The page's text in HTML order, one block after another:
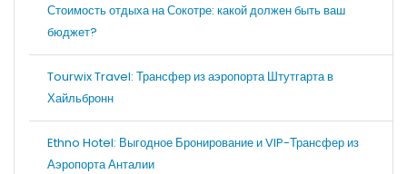
Стоимость отдыха на Сокотре: какой должен быть ваш
бюджет?
Tourwix Travel: Трансфер из аэропорта Штутгарта в
Хайльбронн
Ethno Hotel: Выгодное Бронирование и VIP-Трансфер из
Аэропорта Анталии